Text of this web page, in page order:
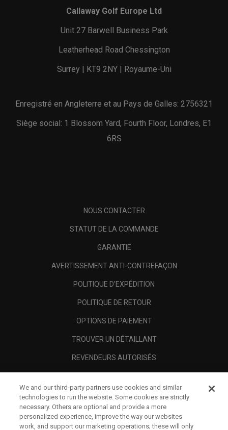
Callaway Golf Europe Ltd
Unit 27 Barwell Business Park
Leatherhead Road Chessington
Surrey | KT9 2NY | Royaume-Uni
Enregistré en Angleterre et au Pays de Galles: 2756321
Siège social: 1 Blossom Yard, Fourth Floor, Londres, E1
6RS
NOUS CONTACTER
STATUT DE LA COMMANDE
GARANTIE
AVERTISSEMENT ANTI-CONTREFAÇON
POLITIQUE D'EXPÉDITION
POLITIQUE DE RETOUR
OPTIONS DE PAIEMENT
TROUVER UN DÉTAILLANT
REVENDEURS AUTORISÉS
A PROPOS
MENTIONS LÉGALES
We and our third-party partners use cookies and similar
technologies to run the website. Some cookies are strictly
necessary. Others are optional and provide a more
personalized experience, improve the way our websites
work, and support our marketing operations; these will only